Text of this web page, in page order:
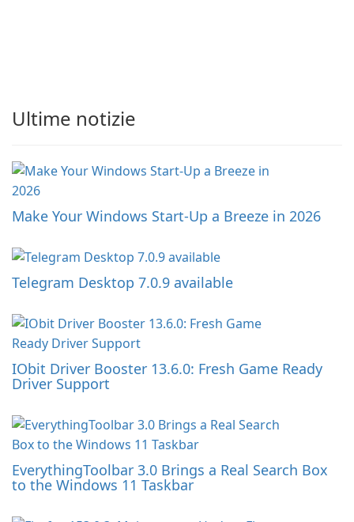
Ultime notizie
Make Your Windows Start-Up a Breeze in 2026
Telegram Desktop 7.0.9 available
IObit Driver Booster 13.6.0: Fresh Game Ready
Driver Support
EverythingToolbar 3.0 Brings a Real Search Box
to the Windows 11 Taskbar